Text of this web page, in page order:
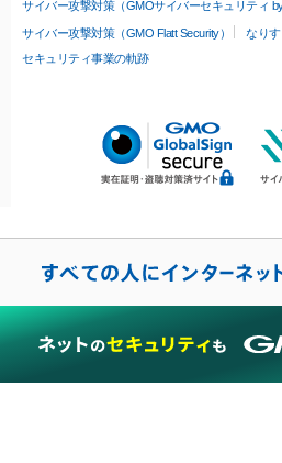
サイバー攻撃対策（GMOサイバーセキュリティ by
サイバー攻撃対策（GMO Flatt Security）
なり
セキュリティ事業の軌跡